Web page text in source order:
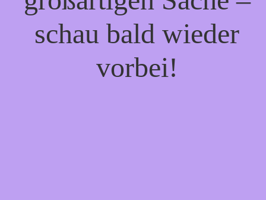
schau bald wieder
vorbei!